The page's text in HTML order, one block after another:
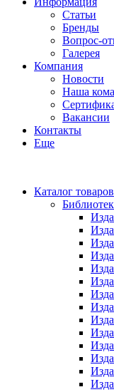
Статьи
Бренды
Вопрос-
Галерея
Компания
Новости
Наша
Вакансии
Контакты
Еще
Каталог товаров